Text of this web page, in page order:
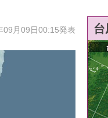
09月09日00:15発表